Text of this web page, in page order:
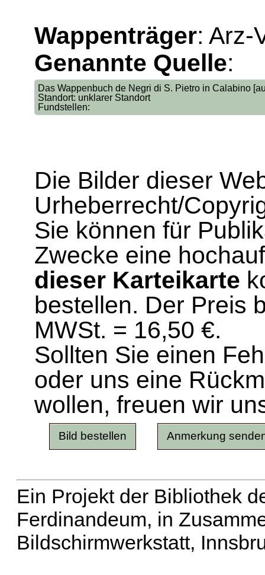
Wappenträger: Arz-
Genannte Quelle:
Das Wappenbuch de Negri di S. Pietro in Calabino
Standort: unklarer Standort
Fundstellen:
Die Bilder dieser
Urheberrecht/
Sie können für
Zwecke eine
dieser Karteikarte
bestellen. Der Preis
MWSt. = 16,50 €.
Sollten Sie einen
oder uns eine
wollen, freuen wir
Ein Projekt der Bibliothek
Ferdinandeum, in
Bildschirmwerkstatt,